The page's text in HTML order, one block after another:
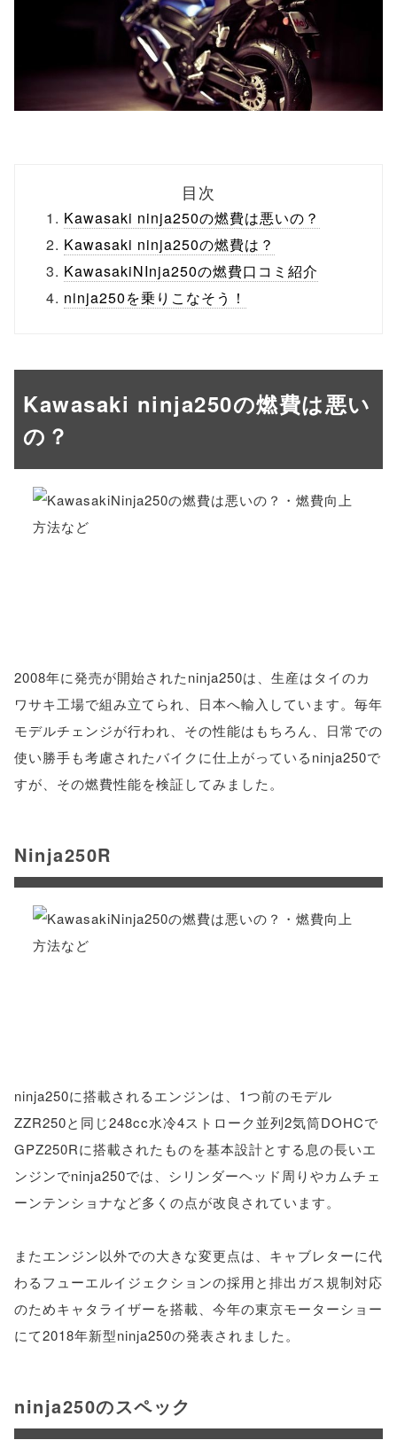
目次
Kawasaki ninja250の燃費は悪いの？
Kawasaki ninja250の燃費は？
KawasakiNInja250の燃費口コミ紹介
ninja250を乗りこなそう！
Kawasaki ninja250の燃費は悪い
の？
2008年に発売が開始されたninja250は、生産はタイのカ
ワサキ工場で組み立てられ、日本へ輸入しています。毎年
モデルチェンジが行われ、その性能はもちろん、日常での
使い勝手も考慮されたバイクに仕上がっているninja250で
すが、その燃費性能を検証してみました。
Ninja250R
ninja250に搭載されるエンジンは、1つ前のモデル
ZZR250と同じ248cc水冷4ストローク並列2気筒DOHCで
GPZ250Rに搭載されたものを基本設計とする息の長いエ
ンジンでninja250では、シリンダーヘッド周りやカムチェ
ーンテンショナなど多くの点が改良されています。
またエンジン以外での大きな変更点は、キャブレターに代
わるフューエルイジェクションの採用と排出ガス規制対応
のためキャタライザーを搭載、今年の東京モーターショー
にて2018年新型ninja250の発表されました。
ninja250のスペック